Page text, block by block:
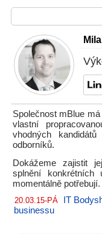
Společnost mBlue
vlastní
vhodných
odborníků.
Dokážeme zajistit
splnění
momentálně potřebují.
20.03.15-PÁ
IT
businessu